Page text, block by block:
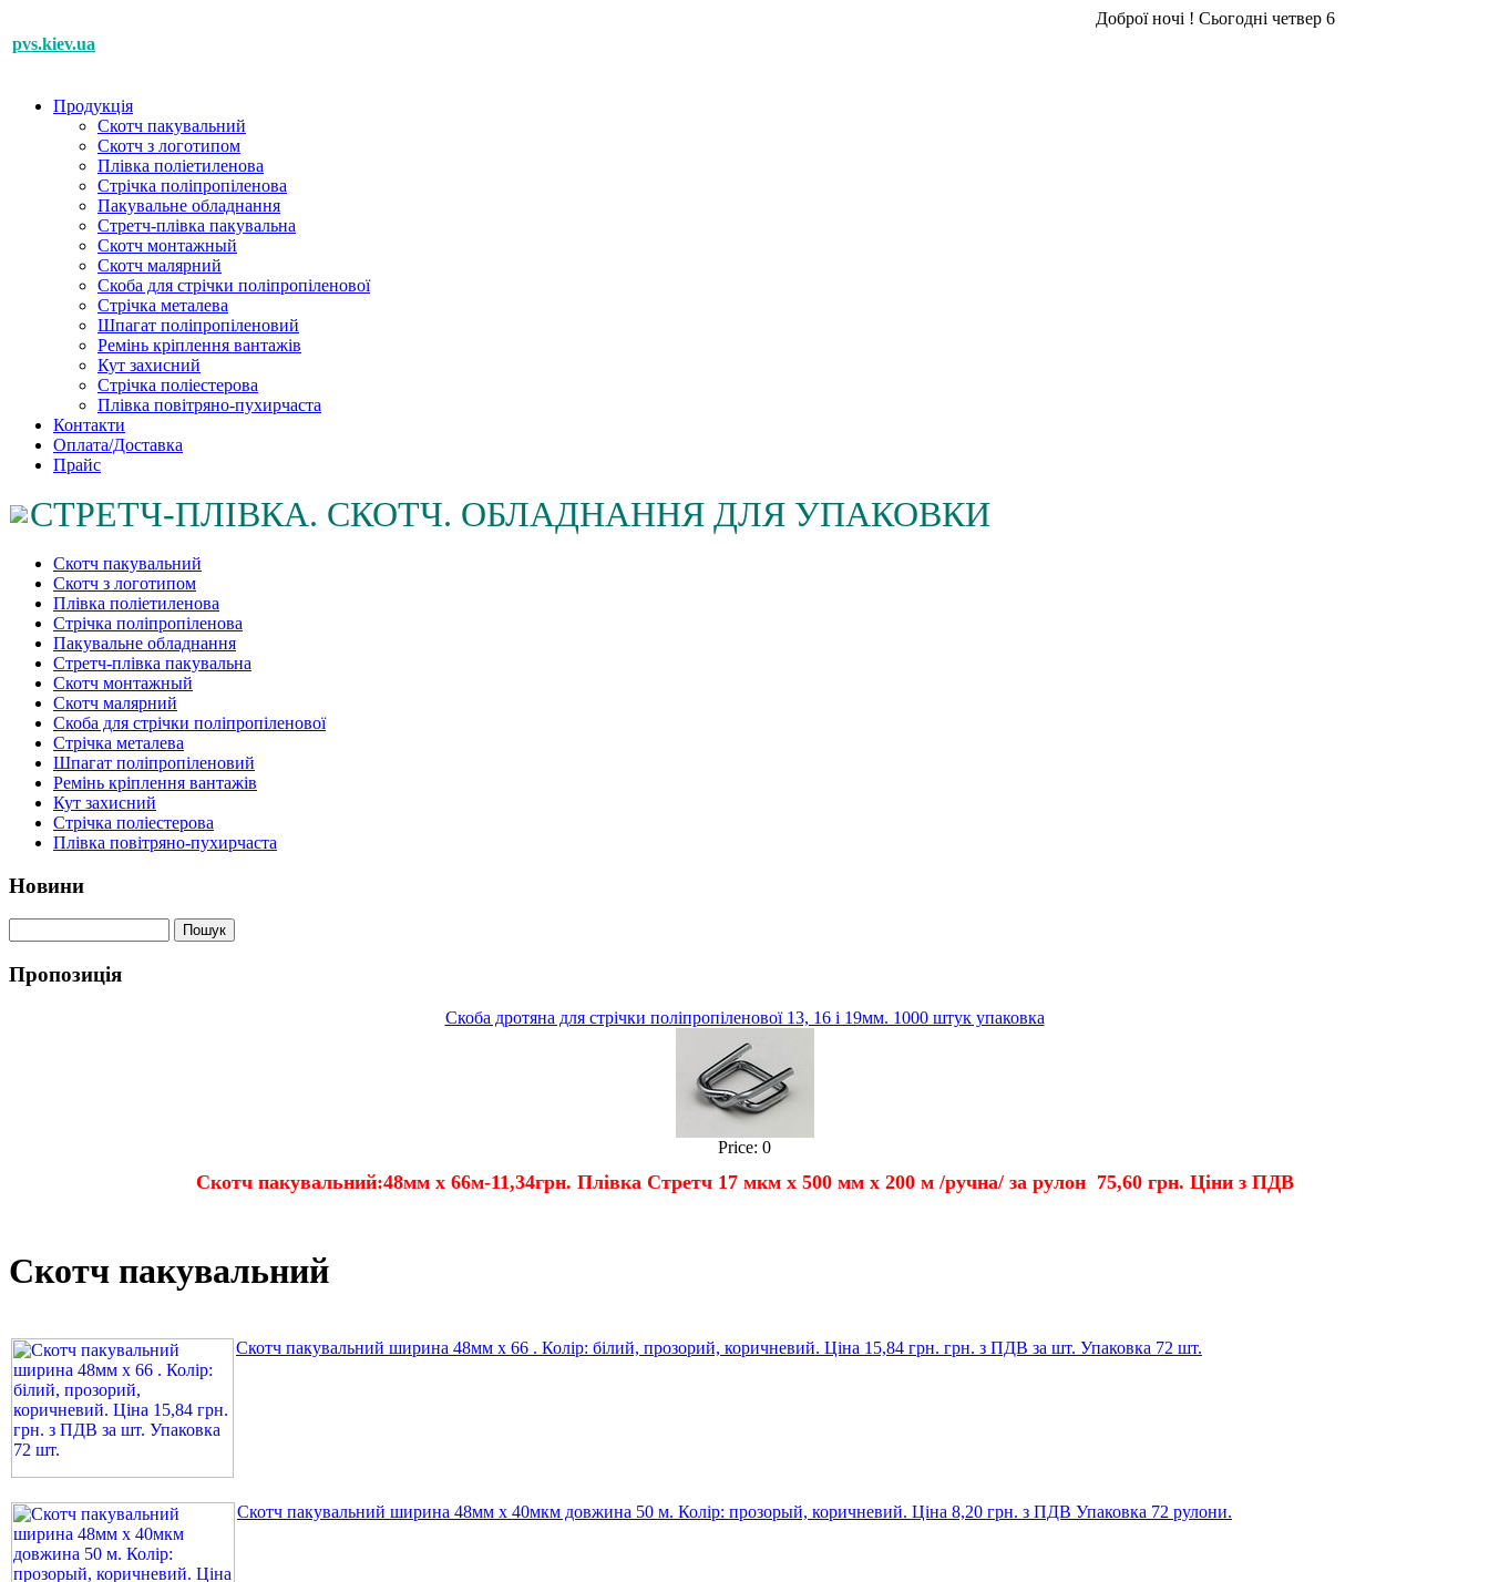
Доброї ночі ! Сьогоднічетвер 6 серпня 2026 року.
pvs.kiev.ua
Продукція
Скотч пакувальний
Cкотч з логотипом
Плівка поліетиленова
Стрічка поліпропіленова
Пакувальне обладнання
Стретч-плівка пакувальна
Cкотч монтажный
Скотч малярний
Скоба для стрічки поліпропіленової
Стрічка металева
Шпагат поліпропіленовий
Ремінь кріплення вантажів
Кут захисний
Стрічка поліестерова
Плівка повітряно-пухирчаста
Контакти
Оплата/Доставка
Прайс
СТРЕТЧ-ПЛІВКА. СКОТЧ. ОБЛАДНАННЯ ДЛЯ УПАКОВКИ
Скотч пакувальний
Cкотч з логотипом
Плівка поліетиленова
Стрічка поліпропіленова
Пакувальне обладнання
Стретч-плівка пакувальна
Cкотч монтажный
Скотч малярний
Скоба для стрічки поліпропіленової
Стрічка металева
Шпагат поліпропіленовий
Ремінь кріплення вантажів
Кут захисний
Стрічка поліестерова
Плівка повітряно-пухирчаста
Новини
Пропозиція
Скоба дротяна для стрічки поліпропіленової 13, 16 і 19мм. 1000 штук упаковка
Price: 0
Скотч пакувальний:48мм х 66м-11,34грн. Плівка Стретч 17 мкм х 500 мм х 200 м /ручна/ за рулон 75,60 грн. Ціни зПДВ
Скотч пакувальний
Скотч пакувальний ширина 48мм х 66 . Колір: білий, прозорий, коричневий. Ціна 15,84 грн. грн. з ПДВ за шт. Упаковка 72 шт.
Скотч пакувальний ширина 48мм х 40мкм довжина 50 м. Колір: прозорый, коричневий. Ціна 8,20 грн. з ПДВ Упаковка 72 рулони.